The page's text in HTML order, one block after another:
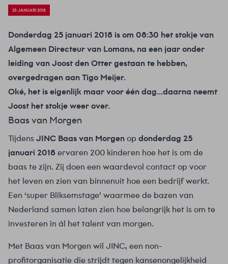
25 JANUARI 2018
Donderdag 25 januari 2018 is om 08:30 het stokje van
Algemeen Directeur van Lomans, na een jaar onder
leiding van Joost den Otter gestaan te hebben,
overgedragen aan Tigo Meijer.
Oké, het is eigenlijk maar voor één dag…daarna neemt
Joost het stokje weer over.
Baas van Morgen
Tijdens JINC Baas van Morgen op donderdag 25
januari 2018 ervaren 200 kinderen hoe het is om de
baas te zijn. Zij doen een waardevol contact op voor
het leven en zien van binnenuit hoe een bedrijf werkt.
Een ‘super Bliksemstage’ waarmee de bazen van
Nederland samen laten zien hoe belangrijk het is om te
investeren in ál het talent van morgen.
Met Baas van Morgen wil JINC, een non-
profitorganisatie die strijdt tegen kansenongelijkheid